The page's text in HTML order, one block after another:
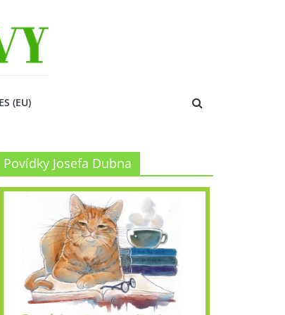
(EU)
Povídky Josefa Dubna